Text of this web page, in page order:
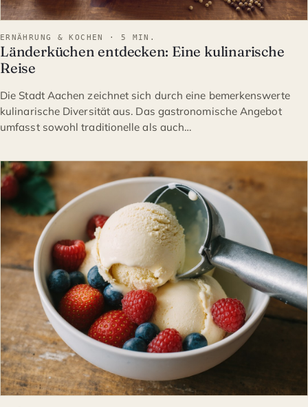
ERNÄHRUNG & KOCHEN · 5 MIN.
Länderküchen entdecken: Eine kulinarische
Reise
Die Stadt Aachen zeichnet sich durch eine bemerkenswerte
kulinarische Diversität aus. Das gastronomische Angebot
umfasst sowohl traditionelle als auch…
ERNÄHRUNG & KOCHEN